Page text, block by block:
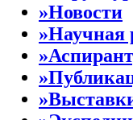
»Новости
»Научная